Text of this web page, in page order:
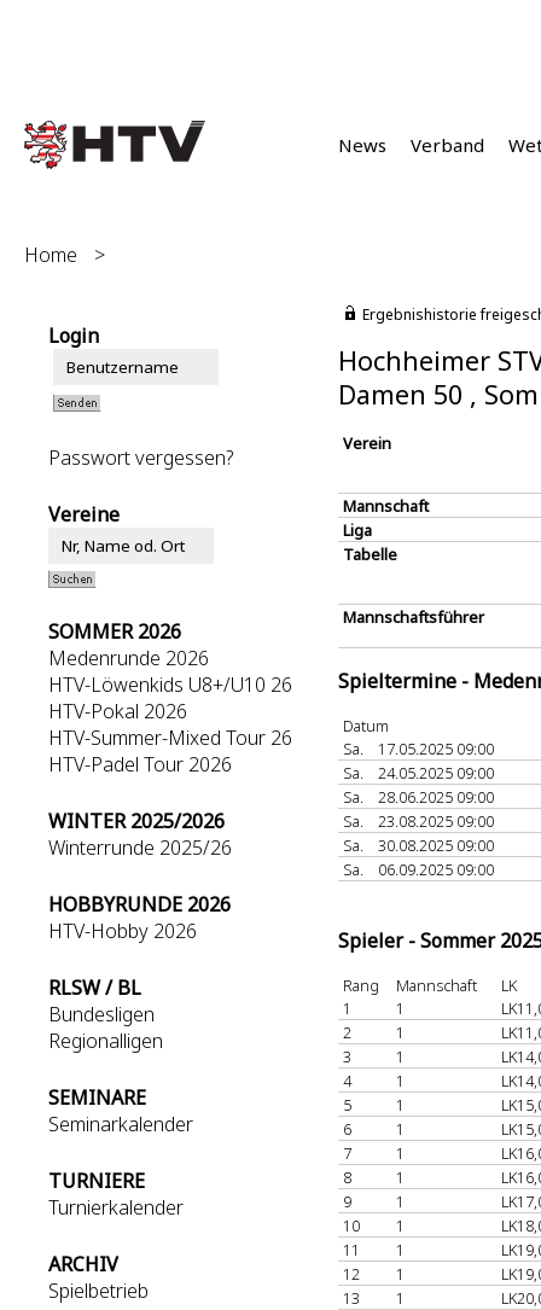
News Verband
Home >
Login
Passwort vergessen?
Vereine
SOMMER 2026
Medenrunde 2026
HTV-Löwenkids U8+/U10 26
HTV-Pokal 2026
HTV-Summer-Mixed Tour 26
HTV-Padel Tour 2026
WINTER 2025/2026
Winterrunde 2025/26
HOBBYRUNDE 2026
HTV-Hobby 2026
RLSW / BL
Bundesligen
Regionalligen
SEMINARE
Seminarkalender
TURNIERE
Turnierkalender
ARCHIV
Spielbetrieb
Ergebnishistorie
Hochheimer
Damen 50 ,
Verein
Mannschaft
Liga
Tabelle
Mannschaftsführer
Spieltermine -
Datum
Sa.
17.05.2025 09:00
Sa.
24.05.2025 09:00
Sa.
28.06.2025 09:00
Sa.
23.08.2025 09:00
Sa.
30.08.2025 09:00
Sa.
06.09.2025 09:00
Spieler - Sommer
Rang Mannschaft
LK
1
1
2
1
3
1
4
1
5
1
6
1
7
1
8
1
9
1
10
1
11
1
12
1
13
1